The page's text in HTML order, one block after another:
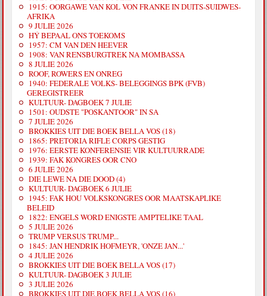
1915: OORGAWE VAN KOL VON FRANKE IN DUITS-SUIDWES-
AFRIKA
9 JULIE 2026
HÝ BEPAAL ONS TOEKOMS
1957: CM VAN DEN HEEVER
1908: VAN RENSBURGTREK NA MOMBASSA
8 JULIE 2026
ROOF, ROWERS EN ONREG
1940: FEDERALE VOLKS- BELEGGINGS BPK (FVB)
GEREGISTREER
KULTUUR- DAGBOEK 7 JULIE
1501: OUDSTE "POSKANTOOR" IN SA
7 JULIE 2026
BROKKIES UIT DIE BOEK BELLA VOS (18)
1865: PRETORIA RIFLE CORPS GESTIG
1976: EERSTE KONFERENSIE VIR KULTUURRADE
1939: FAK KONGRES OOR CNO
6 JULIE 2026
DIE LEWE NA DIE DOOD (4)
KULTUUR- DAGBOEK 6 JULIE
1945: FAK HOU VOLKSKONGRES OOR MAATSKAPLIKE
BELEID
1822: ENGELS WORD ENIGSTE AMPTELIKE TAAL
5 JULIE 2026
TRUMP VERSUS TRUMP...
1845: JAN HENDRIK HOFMEYR, 'ONZE JAN...'
4 JULIE 2026
BROKKIES UIT DIE BOEK BELLA VOS (17)
KULTUUR- DAGBOEK 3 JULIE
3 JULIE 2026